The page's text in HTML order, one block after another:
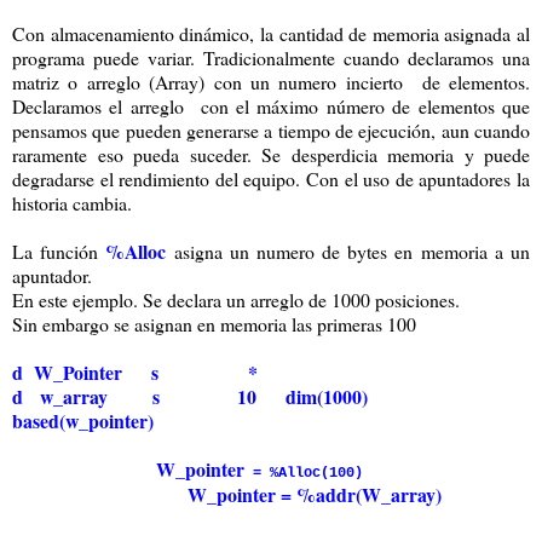
Con almacenamiento dinámico, la cantidad de memoria asignada al
programa puede variar. Tradicionalmente cuando declaramos una
matriz o arreglo (Array) con un numero incierto de elementos.
Declaramos el arreglo con el máximo número de elementos que
pensamos que pueden generarse a tiempo de ejecución, aun cuando
raramente eso pueda suceder. Se desperdicia memoria y puede
degradarse el rendimiento del equipo. Con el uso de apuntadores la
historia cambia.
La función %Alloc asigna un numero de bytes en memoria a un
apuntador.
En este ejemplo. Se declara un arreglo de 1000 posiciones.
Sin embargo se asignan en memoria las primeras 100
d W_Pointer s *
d w_array s 10 dim(1000)
based(w_pointer)
W_pointer = %Alloc(100)
W_pointer = %addr(W_array)